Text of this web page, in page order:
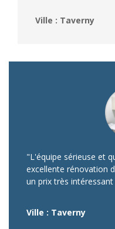
Ville : Taverny
"L'équipe sérieuse et
excellente rénovation
un prix très intéressant
Ville : Taverny